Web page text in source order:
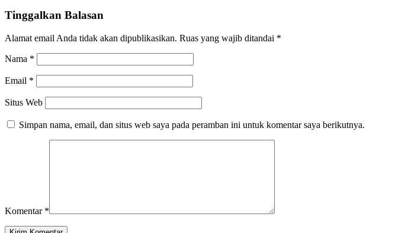
Tinggalkan Balasan
Alamat email Anda tidak akan dipublikasikan. Ruas yang wajib ditandai *
Nama *
Email *
Situs Web
Simpan nama, email, dan situs web saya pada peramban ini untuk komentar saya berikutnya.
Komentar *